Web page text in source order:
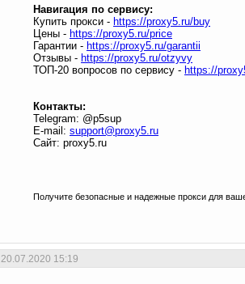
Навигация по сервису:
Купить прокси - https://proxy5.ru/buy
Цены - https://proxy5.ru/price
Гарантии - https://proxy5.ru/garantii
Отзывы - https://proxy5.ru/otzyvy
ТОП-20 вопросов по сервису - https://
Контакты:
Telegram: @p5sup
E-mail: support@proxy5.ru
Сайт: proxy5.ru
Получите безопасные и надежные прокси для
20.07.2020 15:19